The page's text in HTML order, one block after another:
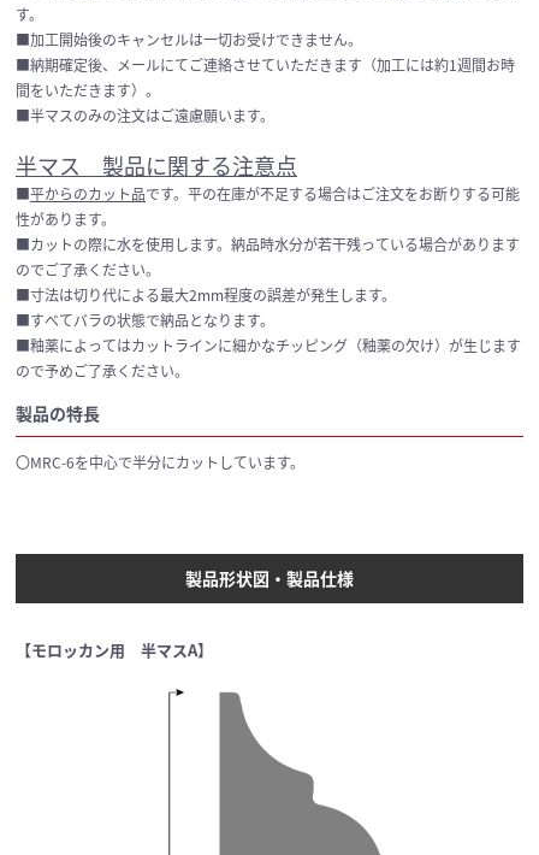
す。
■加工開始後のキャンセルは一切お受けできません。
■納期確定後、メールにてご連絡させていただきます（加工には約1週間お時
間をいただきます）。
■半マスのみの注文はご遠慮願います。
半マス 製品に関する注意点
■平からのカット品です。平の在庫が不足する場合はご注文をお断りする可能
性があります。
■カットの際に水を使用します。納品時水分が若干残っている場合があります
のでご了承ください。
■寸法は切り代による最大2mm程度の誤差が発生します。
■すべてバラの状態で納品となります。
■釉薬によってはカットラインに細かなチッピング（釉薬の欠け）が生じます
ので予めご了承ください。
製品の特長
〇MRC-6を中心で半分にカットしています。
製品形状図・製品仕様
【モロッカン用 半マスA】